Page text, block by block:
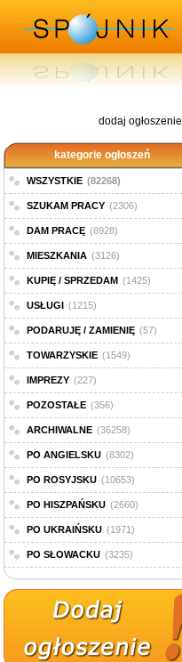
dodaj ogłoszenie
kategorie ogłoszeń
WSZYSTKIE (82268)
SZUKAM PRACY (2306)
DAM PRACĘ (8928)
MIESZKANIA (3126)
KUPIĘ / SPRZEDAM (1425)
USŁUGI (1215)
PODARUJĘ / ZAMIENIĘ (57)
TOWARZYSKIE (1549)
IMPREZY (227)
POZOSTAŁE (356)
ARCHIWALNE (36258)
PO ANGIELSKU (8302)
PO ROSYJSKU (10653)
PO HISZPAŃSKU (2660)
PO UKRAIŃSKU (1971)
PO SŁOWACKU (3235)